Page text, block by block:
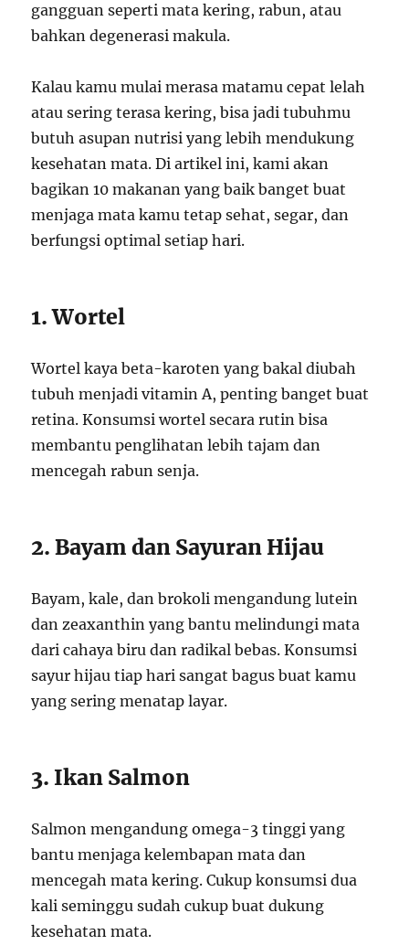
gangguan seperti mata kering, rabun, atau
bahkan degenerasi makula.
Kalau kamu mulai merasa matamu cepat lelah
atau sering terasa kering, bisa jadi tubuhmu
butuh asupan nutrisi yang lebih mendukung
kesehatan mata. Di artikel ini, kami akan
bagikan 10 makanan yang baik banget buat
menjaga mata kamu tetap sehat, segar, dan
berfungsi optimal setiap hari.
1. Wortel
Wortel kaya beta-karoten yang bakal diubah
tubuh menjadi vitamin A, penting banget buat
retina. Konsumsi wortel secara rutin bisa
membantu penglihatan lebih tajam dan
mencegah rabun senja.
2. Bayam dan Sayuran Hijau
Bayam, kale, dan brokoli mengandung lutein
dan zeaxanthin yang bantu melindungi mata
dari cahaya biru dan radikal bebas. Konsumsi
sayur hijau tiap hari sangat bagus buat kamu
yang sering menatap layar.
3. Ikan Salmon
Salmon mengandung omega-3 tinggi yang
bantu menjaga kelembapan mata dan
mencegah mata kering. Cukup konsumsi dua
kali seminggu sudah cukup buat dukung
kesehatan mata.